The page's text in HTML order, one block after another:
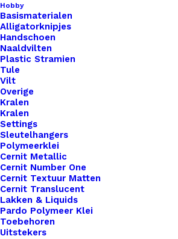
Hobby
Basismaterialen
Alligatorknipjes
Handschoen
Naaldvilten
Plastic Stramien
Tule
Vilt
Overige
Kralen
Kralen
Settings
Sleutelhangers
Polymeerklei
Cernit Metallic
Cernit Number One
Cernit Textuur Matten
Cernit Translucent
Lakken & Liquids
Pardo Polymeer Klei
Toebehoren
Uitstekers
Overzicht
Nog meer leuks!